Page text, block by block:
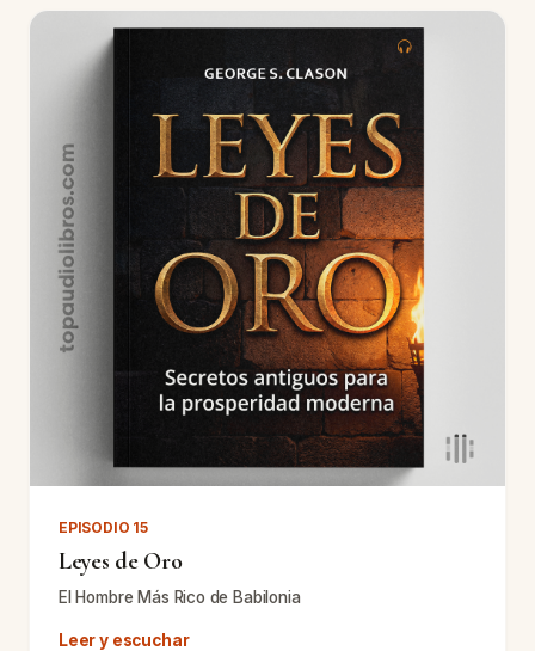
EPISODIO 15
Leyes de Oro
El Hombre Más Rico de Babilonia
Leer y escuchar